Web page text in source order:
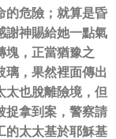
的危險；就算是昏
謝神賜給她一點氣
塊，正當猶豫之
璃，果然裡面傳出
太也脫離險境，但
捉拿到案，警察請
的太太基於耶穌基